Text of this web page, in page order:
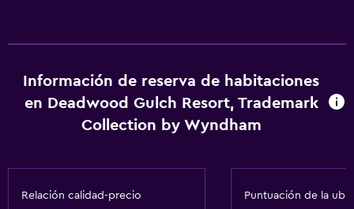
Gel de ducha
Aire acondicionado
Accesibilidad y adecuación
Información de reserva de habitaciones
en Deadwood Gulch Resort, Trademark
Collection by Wyndham
Relación calidad-precio Puntuación de la